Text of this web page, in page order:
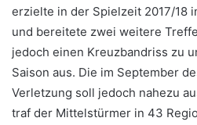
erzielte in der Spielzeit 2017/18
und bereitete zwei weitere
jedoch einen Kreuzbandriss zu
Saison aus. Die im September
Verletzung soll jedoch nahezu
traf der Mittelstürmer in 43